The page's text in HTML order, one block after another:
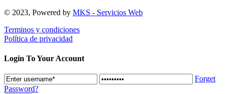
© 2023, Powered by MKS - Servicios Web
Terminos y condiciones
Política de privacidad
Login To Your Account
Forget
Password?